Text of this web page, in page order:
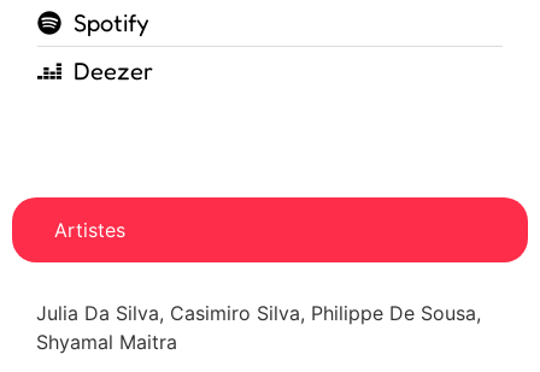
Spotify
Deezer
Artistes
Julia Da Silva, Casimiro Silva, Philippe De Sousa,
Shyamal Maitra